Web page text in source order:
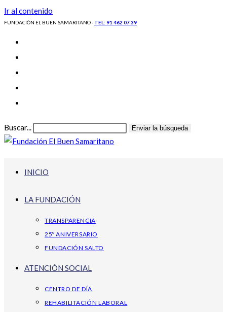
Ir al contenido
FUNDACIÓN EL BUEN SAMARITANO - TEL: 91 462 07 39
Buscar... Enviar la búsqueda
INICIO
LA FUNDACIÓN
TRANSPARENCIA
25º ANIVERSARIO
FUNDACIÓN SALTO
ATENCIÓN SOCIAL
CENTRO DE DÍA
REHABILITACIÓN LABORAL